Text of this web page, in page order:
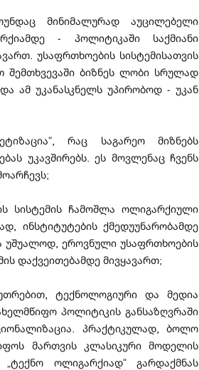
მინიმალურად აუცილებელი
- პოლიტიკაში საქმიანი
უსაფრთხოების სისტემისათვის
შემთხვევაში ბიზნეს ლობი სრულად
ამ უკანასკნელს უპირობოდ - უკან
რაც საგარეო მიზნებს
უკავშირებს. ეს მოვლენაც ჩვენს
სისტემის ჩამოშლა ოლიგარქიული
ინსტიტუტების ქმედუუნარობამდე
უშუალოდ, ეროვნული უსაფრთხოების
დაქვეითებამდე მივყავართ;
ტექნოლოგიური და მედია
პოლიტიკის განსაზღვრაში
პრაქტიკულად, ბოლო
მართვის კლასიკური მოდელის
ოლიგარქიად“ გარდაქმნას